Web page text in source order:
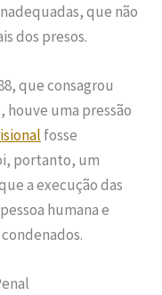
que não
dos presos.
que consagrou
uma pressão
fosse
portanto, um
a execução das
humana e